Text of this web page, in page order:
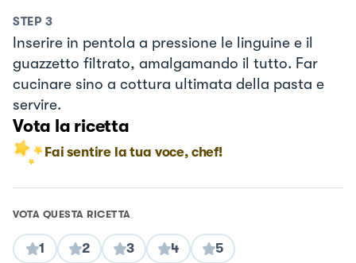
STEP 3
Inserire in pentola a pressione le linguine e il
guazzetto filtrato, amalgamando il tutto. Far
cucinare sino a cottura ultimata della pasta e
servire.
Vota la ricetta
Fai sentire la tua voce, chef!
VOTA QUESTA RICETTA
1 2 3 4 5